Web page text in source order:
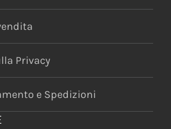
Privacy
e Spedizioni